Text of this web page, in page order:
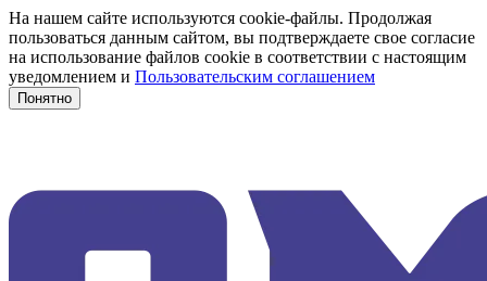
На нашем сайте используются cookie-файлы. Продолжая
пользоваться данным сайтом, вы подтверждаете свое согласие
на использование файлов cookie в соответствии с настоящим
уведомлением и Пользовательским соглашением
Понятно